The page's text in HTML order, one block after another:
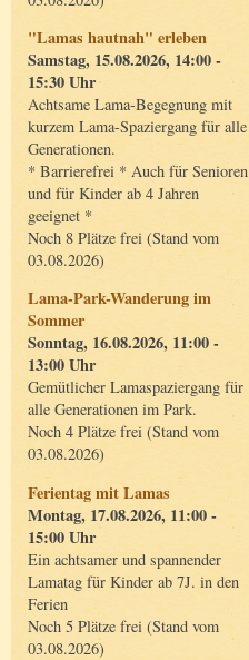
"Lamas hautnah" erleben
Samstag, 15.08.2026, 14:00 -
15:30 Uhr
Achtsame Lama-Begegnung mit
kurzem Lama-Spaziergang für alle
Generationen.
* Barrierefrei * Auch für Senioren
und für Kinder ab 4 Jahren
geeignet *
Noch 8 Plätze frei (Stand vom
03.08.2026)
Lama-Park-Wanderung im
Sommer
Sonntag, 16.08.2026, 11:00 -
13:00 Uhr
Gemütlicher Lamaspaziergang für
alle Generationen im Park.
Noch 4 Plätze frei (Stand vom
03.08.2026)
Ferientag mit Lamas
Montag, 17.08.2026, 11:00 -
15:00 Uhr
Ein achtsamer und spannender
Lamatag für Kinder ab 7J. in den
Ferien
Noch 5 Plätze frei (Stand vom
03.08.2026)